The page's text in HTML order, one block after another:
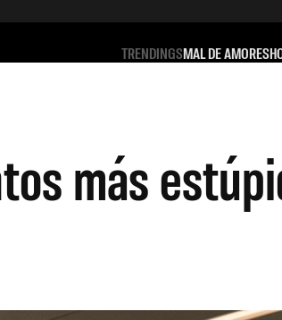
TRENDINGSMAL DE AMORES
más